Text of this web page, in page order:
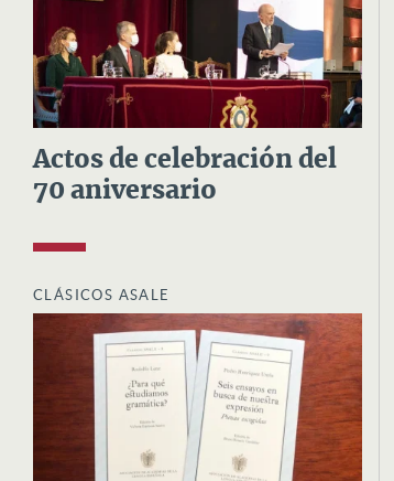
Actos de celebración del
70 aniversario
CLÁSICOS ASALE